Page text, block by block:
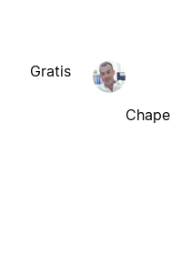
Gratis
Chape